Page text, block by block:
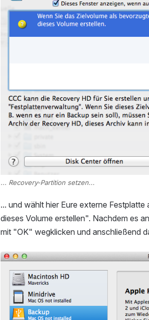
... Recovery-Partition setzen...
... und wählt hier Eure externe
dieses Volume erstellen". Nachdem es
mit "OK" wegklicken und anschließend